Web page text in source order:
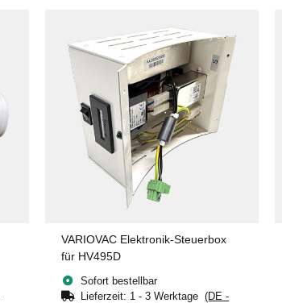
VARIOVAC Elektronik-Steuerbox
für HV495D
Sofort bestellbar
Lieferzeit: 1 - 3 Werktage(DE -